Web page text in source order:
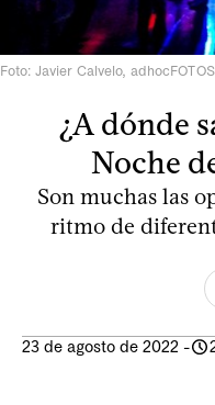
Foto: Javier Calvelo,
¿A dónde
Noche
Son muchas las
ritmo de
23 de agosto de 2022 -